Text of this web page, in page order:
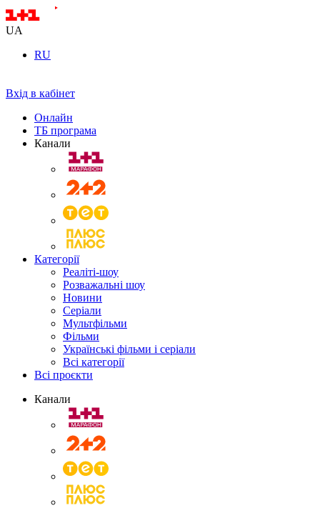
UA
RU
Вхід в кабінет
Онлайн
ТБ програма
Канали
Категорії
Реаліті-шоу
Розважальні шоу
Новини
Серіали
Мультфільми
Фільми
Українські фільми і серіали
Всі категорії
Всі проєкти
Канали